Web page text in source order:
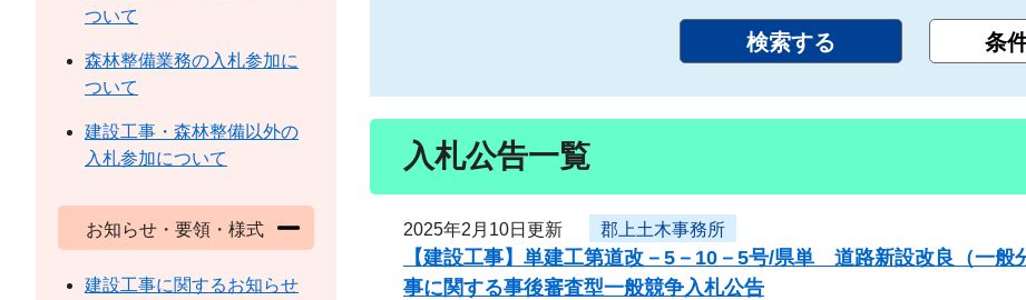
入札公告一覧
2025年2月10日更新 郡上土木事務所
【建設工事】単建工第道改－5－10－5号/県単 道路新設改良（一
事に関する事後審査型一般競争入札公告
ついて
森林整備業務の入札参加に
ついて
建設工事・森林整備以外の
入札参加について
お知らせ・要領・様式
建設工事に関するお知らせ